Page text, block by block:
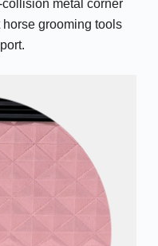
metal corner
grooming tools